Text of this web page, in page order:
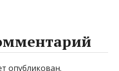
опубликован.